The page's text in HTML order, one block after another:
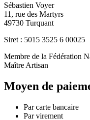
Sébastien Voyer
11, rue des Martyrs
49730 Turquant
Siret : 5015 3525 6 00025
Membre de la Fédération
Maître Artisan
Moyen de
Par carte bancaire
Par virement